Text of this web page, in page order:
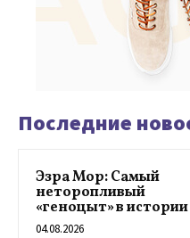
Последние
Эзра Мор: Самый
неторопливый
«геноцыт» в истории
04.08.2026